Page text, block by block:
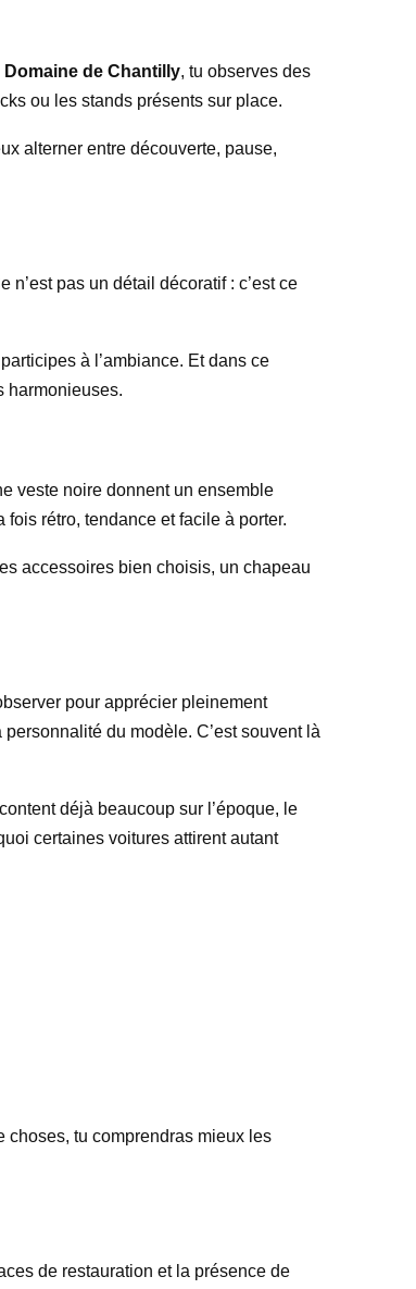
Domaine de Chantilly, tu observes des
ou les stands présents sur place.
alterner entre découverte, pause,
n’est pas un détail décoratif : c’est ce
à l’ambiance. Et dans ce
harmonieuses.
veste noire donnent un ensemble
rétro, tendance et facile à porter.
accessoires bien choisis, un chapeau
pour apprécier pleinement
du modèle. C’est souvent là
déjà beaucoup sur l’époque, le
certaines voitures attirent autant
choses, tu comprendras mieux les
de restauration et la présence de